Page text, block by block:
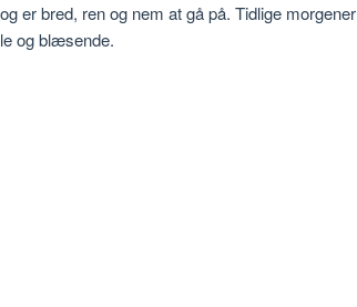
og er bred, ren og nem at gå på. Tidlige morgener
og blæsende.